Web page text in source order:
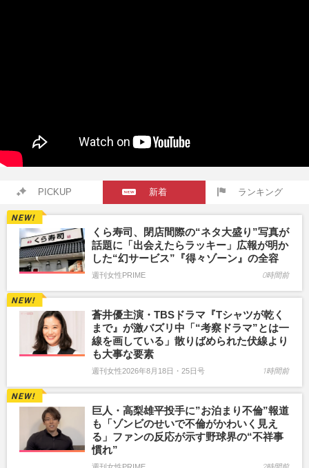
PICKUP 新着 ランキング
くら寿司、閉店間際の“ネタ大盛り”写真が
話題に「出会えたらラッキー」広報が明か
した“幻サービス”『得々ゾーン』の全容
週刊女性PRIME 0時間前
蒼井優主演・TBSドラマ『Tシャツが乾く
まで』が激バズリ中「“考察ドラマ”とは一
線を画している」散りばめられた伏線より
も大事な要素
週刊女性2026年8月18日・25日号 1時間前
巨人・高梨雄平投手に”お泊まり不倫”報道
も「ゾンビのせいで不倫がかわいく見え
る」ファンの反応が示す野球界の“不祥事
慣れ”